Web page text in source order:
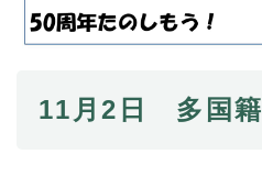
11月2日 多国籍